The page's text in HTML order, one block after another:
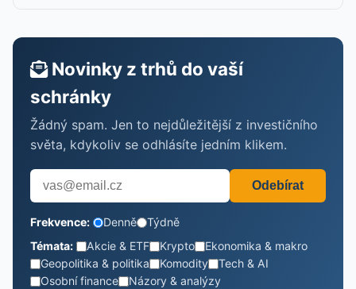
Novinky z trhů do vaší
schránky
Žádný spam. Jen to nejdůležitější z investičního
světa, kdykoliv se odhlásíte jedním klikem.
Odebírat
Frekvence: Denně
Týdně
Témata:
Akcie & ETF Krypto
Ekonomika & makro
Geopolitika & politika
Komodity
Tech & AI
Osobní finance
Názory & analýzy